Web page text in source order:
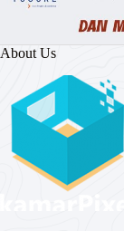
About Us